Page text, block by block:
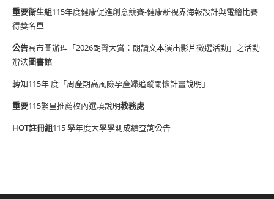
重要衛生組115年度健康促進創意競賽-健康新視界海報設計與電繪比賽
得獎名單
公告高市圖辦理「2026朗聲大賞：朗讀文本演出影片徵選活動」之活動
辦法圖書館
轉知115年 度「周產期高風險孕產婦追蹤關懷計畫說明」
重要115繁星推薦校內選填說明教務處
HOT註冊組115 學年度大學學測成績查詢公告